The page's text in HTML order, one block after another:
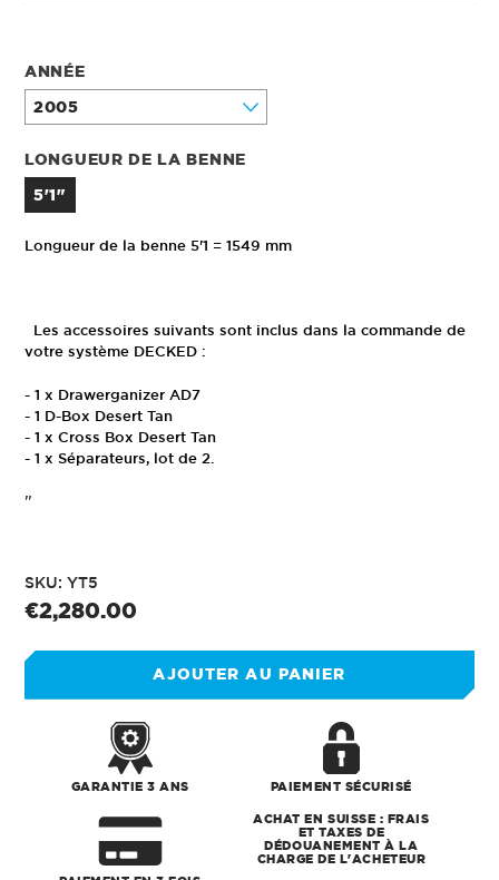
ANNÉE
LONGUEUR DE LA BENNE
5'1"
Longueur de la benne 5'1 = 1549 mm
Les accessoires suivants sont inclus dans la commande de
votre système DECKED :
- 1 x Drawerganizer AD7
- 1 D-Box Desert Tan
- 1 x Cross Box Desert Tan
- 1 x Séparateurs, lot de 2.
"
SKU: YT5
Prix
€2,280.00
AJOUTER AU PANIER
GARANTIE 3 ANS PAIEMENT SÉCURISÉ
ACHAT EN SUISSE : FRAIS
ET TAXES DE
DÉDOUANEMENT À LA
CHARGE DE L'ACHETEUR